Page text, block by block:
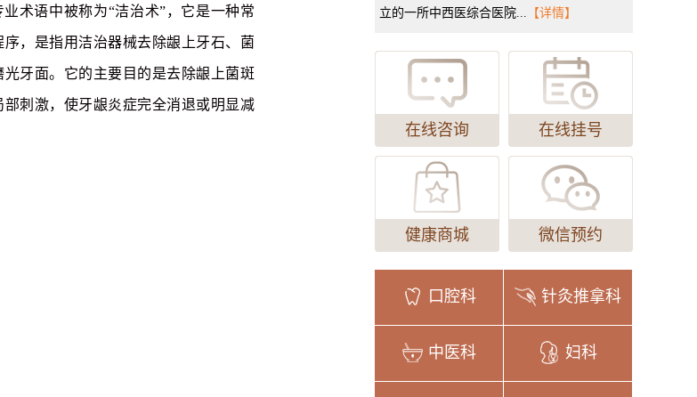
术语中被称为“洁治术”，它是一种常
，是指用洁治器械去除龈上牙石、菌
牙面。它的主要目的是去除龈上菌斑
部刺激，使牙龈炎症完全消退或明显减
立的一所中西医综合医院... 【详情】
在线咨询 在线挂号
健康商城 微信预约
口腔科 针灸推拿科
中医科 妇科